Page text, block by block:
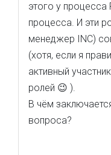
этого у
процесса. И эти
менеджер INC)
(хотя, если я
активный
ролей 😉 ).
В чём
вопроса?